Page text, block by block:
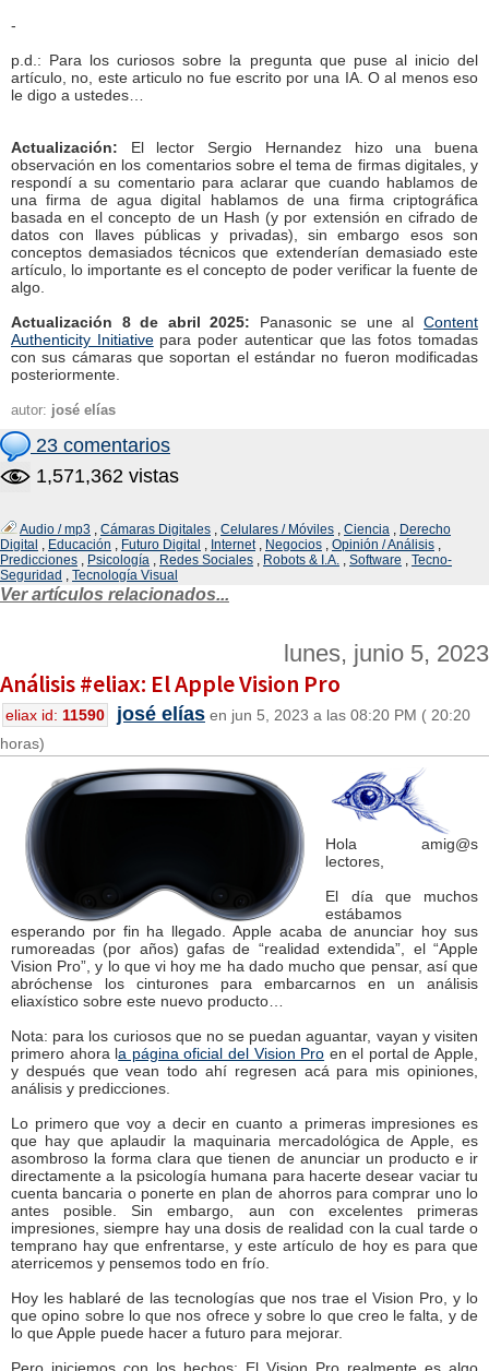
-
p.d.: Para los curiosos sobre la pregunta que puse al inicio del
artículo, no, este articulo no fue escrito por una IA. O al menos eso
le digo a ustedes…
Actualización: El lector Sergio Hernandez hizo una buena
observación en los comentarios sobre el tema de firmas digitales, y
respondí a su comentario para aclarar que cuando hablamos de
una firma de agua digital hablamos de una firma criptográfica
basada en el concepto de un Hash (y por extensión en cifrado de
datos con llaves públicas y privadas), sin embargo esos son
conceptos demasiados técnicos que extenderían demasiado este
artículo, lo importante es el concepto de poder verificar la fuente de
algo.
Actualización 8 de abril 2025: Panasonic se une alContent
Authenticity Initiativepara poder autenticar que las fotos tomadas
con sus cámaras que soportan el estándar no fueron modificadas
posteriormente.
autor: josé elías
23 comentarios
1,571,362 vistas
Audio / mp3 , Cámaras Digitales , Celulares / Móviles , Ciencia , Derecho
Digital , Educación , Futuro Digital , Internet, Negocios , Opinión / Análisis ,
Predicciones , Psicología , Redes Sociales , Robots & I.A. , Software , Tecno-
Seguridad , Tecnología Visual
Ver artículos relacionados...
lunes, junio 5, 2023
Análisis #eliax: El Apple Vision Pro
eliax id: 11590 josé elías en jun 5, 2023 a las 08:20 PM ( 20:20
horas)
Hola amig@s
lectores,
El día que muchos
estábamos
esperando por fin ha llegado. Apple acaba de anunciar hoy sus
rumoreadas (por años) gafas de “realidad extendida”, el “Apple
Vision Pro”, y lo que vi hoy me ha dado mucho que pensar, así que
abróchense los cinturones para embarcarnos en un análisis
eliaxístico sobre este nuevo producto…
Nota: para los curiosos que no se puedan aguantar, vayan y visiten
primero ahora la página oficial del Vision Pro en el portal de Apple,
y después que vean todo ahí regresen acá para mis opiniones,
análisis y predicciones.
Lo primero que voy a decir en cuanto a primeras impresiones es
que hay que aplaudir la maquinaria mercadológica de Apple, es
asombroso la forma clara que tienen de anunciar un producto e ir
directamente a la psicología humana para hacerte desear vaciar tu
cuenta bancaria o ponerte en plan de ahorros para comprar uno lo
antes posible. Sin embargo, aun con excelentes primeras
impresiones, siempre hay una dosis de realidad con la cual tarde o
temprano hay que enfrentarse, y este artículo de hoy es para que
aterricemos y pensemos todo en frío.
Hoy les hablaré de las tecnologías que nos trae el Vision Pro, y lo
que opino sobre lo que nos ofrece y sobre lo que creo le falta, y de
lo que Apple puede hacer a futuro para mejorar.